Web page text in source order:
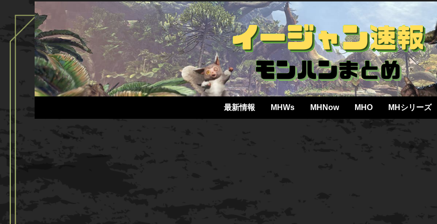
最新情報 MHWs MHNow MHO MHシリーズ